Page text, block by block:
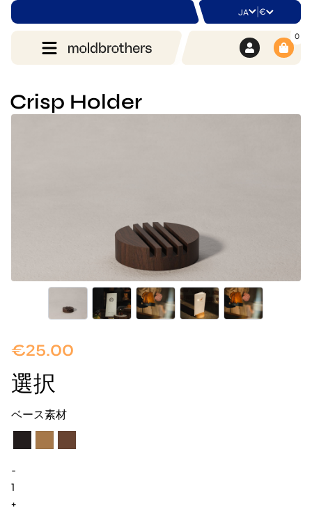
JA | €
0
Crisp Holder
€25.00
選択
ベース素材
-
ク
リ
+